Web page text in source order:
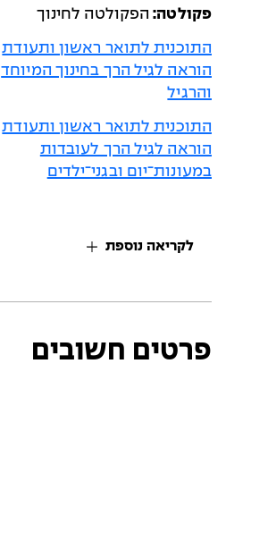
פקולטה: הפקולטה לחינוך
התוכנית לתואר ראשון ותעודת
הוראה לגיל הרך בחינוך המיוחד
והרגיל
התוכנית לתואר ראשון ותעודת
הוראה לגיל הרך לעובדות
במעונות־יום ובגני־ילדים
לקריאה נוספת
פרטים חשובים